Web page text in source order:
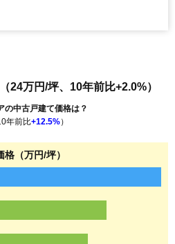
24万円/坪、10年前比+2.0%）
の中古戸建て価格は？
年前比+12.5%）
格（万円/坪）